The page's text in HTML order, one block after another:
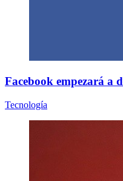
Facebook empezará a
Tecnología